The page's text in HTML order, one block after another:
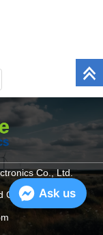
Co., Ltd.
ConditionsAsk us